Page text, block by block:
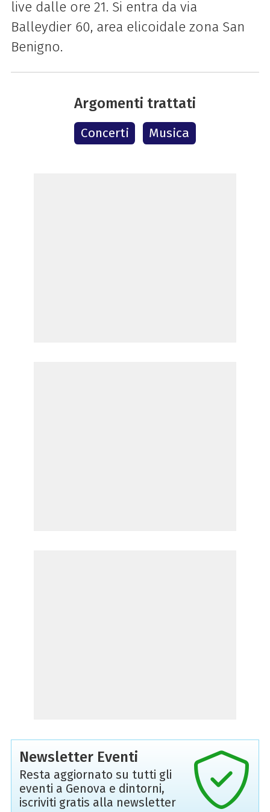
live dalle ore 21. Si entra da via
Balleydier 60, area elicoidale zona San
Benigno.
Argomenti trattati
Concerti Musica
Newsletter Eventi
Resta aggiornato su tutti gli
eventi a Genova e dintorni,
iscriviti gratis alla newsletter